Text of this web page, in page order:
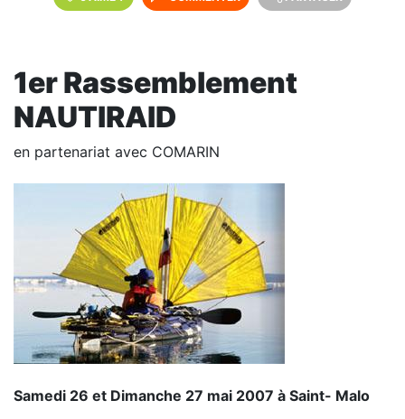
1er Rassemblement
NAUTIRAID
en partenariat avec COMARIN
Samedi 26 et Dimanche 27 mai 2007 à Saint- Malo